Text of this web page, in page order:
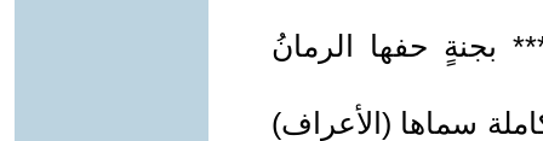
بجنةٍ حفها الرمانُ
سماها (الأعراف)